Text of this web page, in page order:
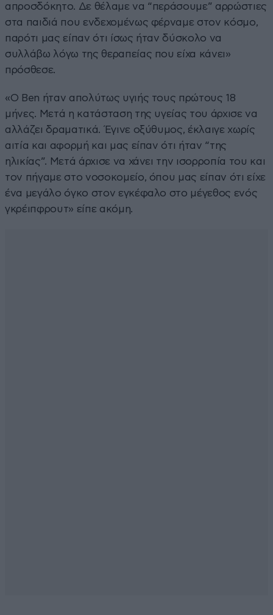
απροσδόκητο. Δε θέλαμε να “περάσουμε” αρρώστιες
στα παιδιά που ενδεχομένως φέρναμε στον κόσμο,
παρότι μας είπαν ότι ίσως ήταν δύσκολο να
συλλάβω λόγω της θεραπείας που είχα κάνει»
πρόσθεσε.
«Ο Ben ήταν απολύτως υγιής τους πρώτους 18
μήνες. Μετά η κατάσταση της υγείας του άρχισε να
αλλάζει δραματικά. Έγινε οξύθυμος, έκλαιγε χωρίς
αιτία και αφορμή και μας είπαν ότι ήταν “της
ηλικίας”. Μετά άρχισε να χάνει την ισορροπία του και
τον πήγαμε στο νοσοκομείο, όπου μας είπαν ότι είχε
ένα μεγάλο όγκο στον εγκέφαλο στο μέγεθος ενός
γκρέιπφρουτ» είπε ακόμη.